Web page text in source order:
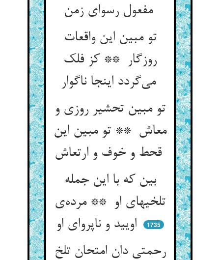
مفعول رسوای زمن
تو مبین این واقعات
روزگار ** کز فلک
می‌گردد اینجا ناگوار
تو مبین تحشیر روزی و
معاش ** تو مبین این
قحط و خوف و ارتعاش
بین که با این جمله
تلخیهای او ** مرده‌ی
1735
رحمتی دان امتحان تلخ